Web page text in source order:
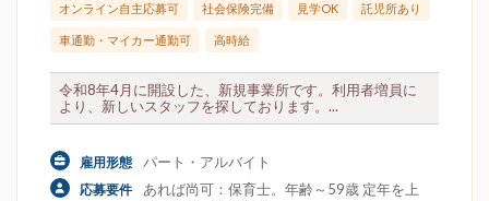
オンライン自主応募可 社会保険完備 見学OK 託児所あり
車通勤・マイカー通勤可 高時給
令和8年4月に開設した、新規事業所です。利用者増員に
より、新しいスタッフを探しております。...
雇用形態 パート・アルバイト
応募要件
あれば尚可：保育士。年齢～59歳 定年を上